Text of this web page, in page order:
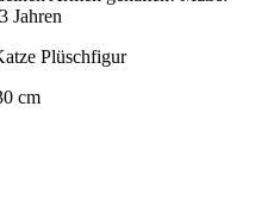
Jahren
Plüschfigur
cm